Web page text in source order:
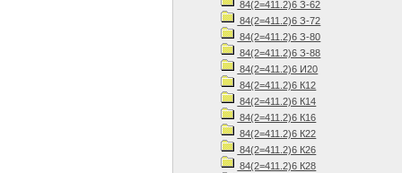
84(2=411.2)6 З-62
84(2=411.2)6 З-72
84(2=411.2)6 З-80
84(2=411.2)6 З-88
84(2=411.2)6 И20
84(2=411.2)6 К12
84(2=411.2)6 К14
84(2=411.2)6 К16
84(2=411.2)6 К22
84(2=411.2)6 К26
84(2=411.2)6 К28